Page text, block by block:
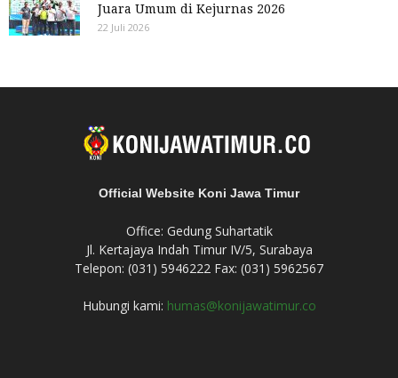
Juara Umum di Kejurnas 2026
22 Juli 2026
Official Website Koni Jawa Timur
Office: Gedung Suhartatik
Jl. Kertajaya Indah Timur IV/5, Surabaya
Telepon: (031) 5946222 Fax: (031) 5962567
Hubungi kami: humas@konijawatimur.co